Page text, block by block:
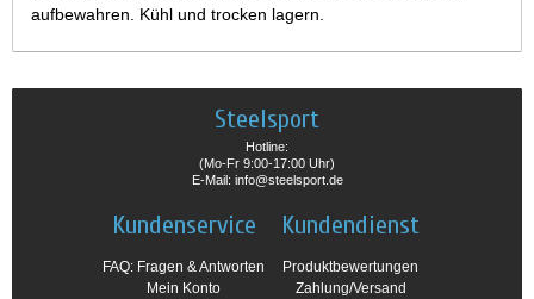
aufbewahren. Kühl und trocken lagern.
Steelsport
Hotline:
(Mo-Fr 9:00-17:00 Uhr)
E-Mail: info@steelsport.de
Kundenservice
FAQ: Fragen & Antworten
Mein Konto
Kundendienst
Produktbewertungen
Zahlung/Versand